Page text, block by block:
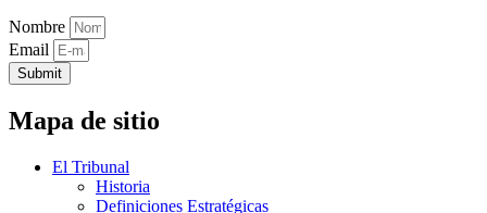
Nombre
Email
Submit
Mapa de sitio
El Tribunal
Historia
Definiciones Estratégicas